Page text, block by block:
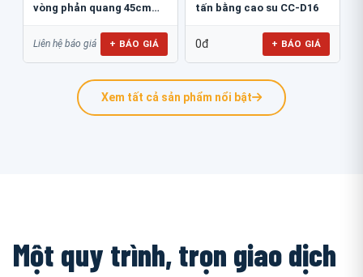
vòng phản quang 45cm
Liên hệ báo giá + BÁO GIÁ
tấn bằng cao su CC-D16
0đ + BÁO GIÁ
Xem tất cả sản phẩm nổi bật
Một quy trình, trọn giao dịch